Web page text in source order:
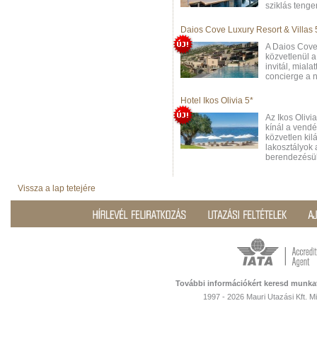
sziklás
Daios Cove Luxury Resort & Villas
A Daios
közvetlenül
invitál,
concierge a
Hotel Ikos Olivia 5*
Az Ikos
kínál a
közvetlen
lakosztályok
Vissza a lap tetejére
További információkért keresd
1997 - 2026 Mauri Utazási Kft.